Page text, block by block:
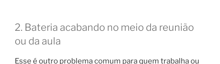
2. Bateria acabando no meio da reunião
ou da aula
Esse é outro problema comum para quem trabalha ou